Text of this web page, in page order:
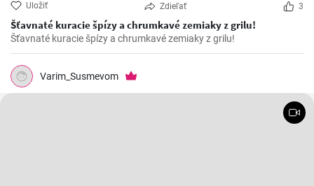
Uložiť Zdieľať 3
Šťavnaté kuracie špízy a chrumkavé zemiaky z grilu!
Šťavnaté kuracie špízy a chrumkavé zemiaky z grilu!
Varim_Susmevom